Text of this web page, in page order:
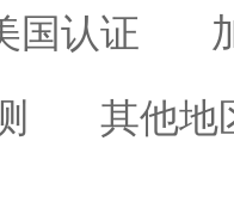
国认证
其他地